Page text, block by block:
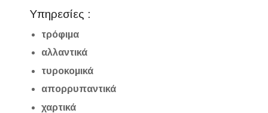
Υπηρεσίες :
τρόφιμα
αλλαντικά
τυροκομικά
απορρυπαντικά
χαρτικά